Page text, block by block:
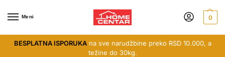
Meni 0
BESPLATNA ISPORUKAna sve narudžbine preko RSD 10.000, a
težine do 30kg.